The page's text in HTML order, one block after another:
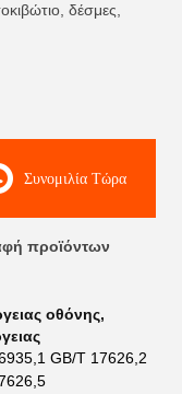
δέσμες,
Συνομιλία Τώρα
προϊόντων
οθόνης,
GB/T 17626,2